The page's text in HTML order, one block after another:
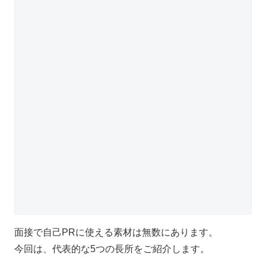
面接で自己PRに使える素材は無数にあります。
今回は、代表的な5つの長所をご紹介します。